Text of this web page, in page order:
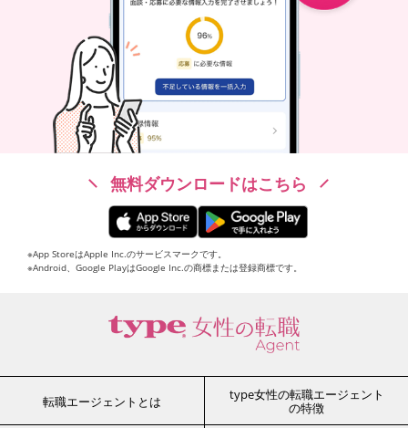
無料ダウンロードはこちら
※App StoreはApple Inc.のサービスマークです。
※Android、Google PlayはGoogle Inc.の商標または登録商標です。
転職エージェントとは
type女性の転職エージェント
の特徴